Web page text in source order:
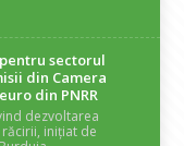
sectorul
din Camera
din PNRR
dezvoltarea
inițiat de